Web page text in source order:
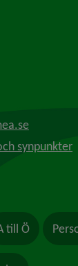
till annan
synpunkter
till Ö